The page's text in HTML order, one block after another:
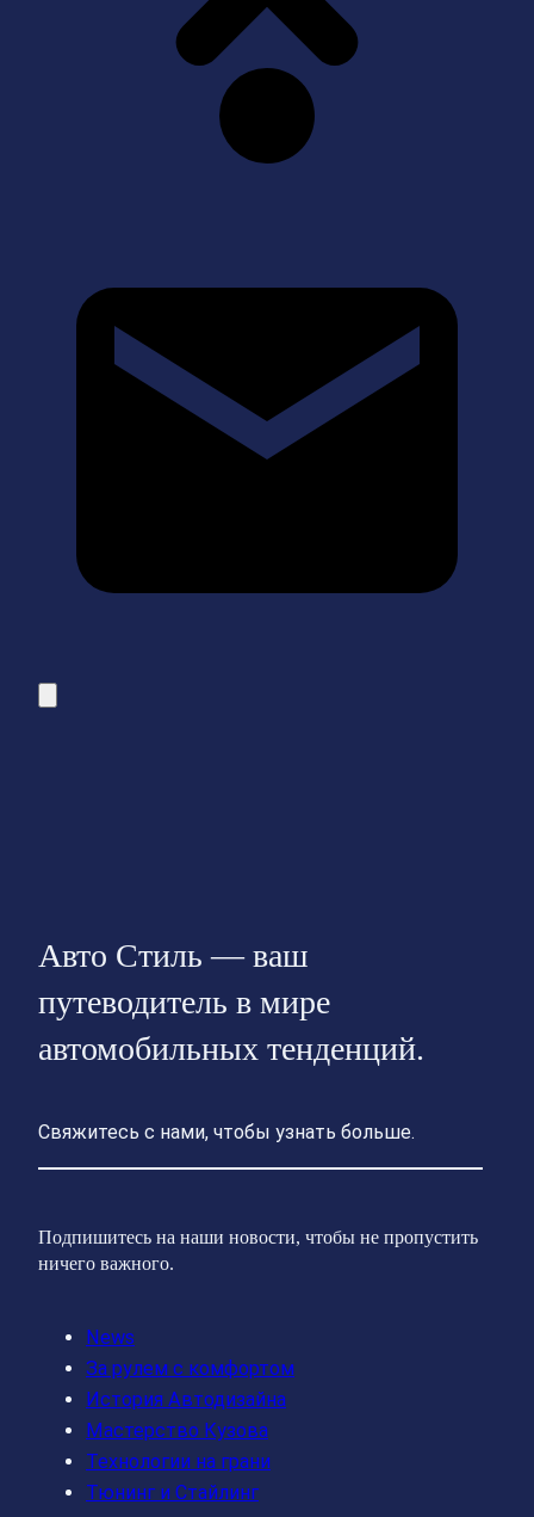
Авто Стиль — ваш
путеводитель в мире
автомобильных тенденций.
Свяжитесь с нами, чтобы узнать больше.
Подпишитесь на наши новости, чтобы не пропустить
ничего важного.
News
За рулем с комфортом
История Автодизайна
Мастерство Кузова
Технологии на грани
Тюнинг и Стайлинг